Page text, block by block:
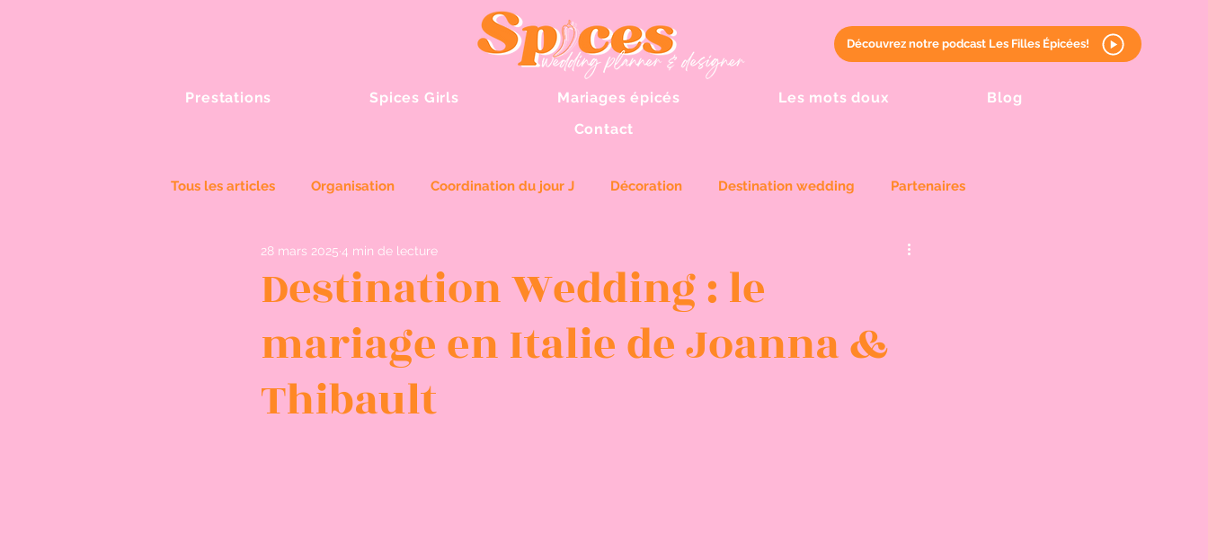
Découvrez notre podcast Les Filles Épicées!
Prestations Spices Girls Mariages épicés Les mots doux
Blog
Contact
Tous les articles Organisation Coordination du jour J Décoration Destination wedding Partenaires
Spices WeddingDestination Wedding : le
mariage en Italie de Joanna &
Thibault
28 mars 2025 4 min de lecture